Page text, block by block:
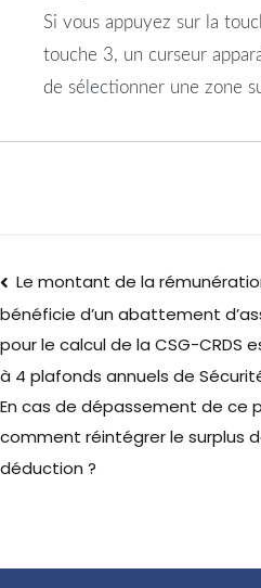
Si vous appuyez sur la
touche 3, un curseur
de sélectionner une zone
Le montant de la
bénéficie d’un abattement
pour le calcul de la CSG-CRDS
à 4 plafonds annuels de
En cas de dépassement de ce
comment réintégrer le surplus
déduction ?